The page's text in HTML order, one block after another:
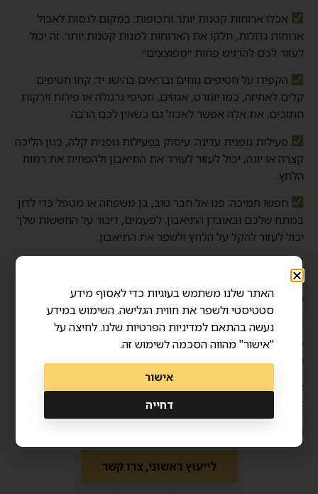
אכלו ארוחות קטנות יותר ותכופות: במקום לנסות לאכול
ארוחות גדולות, חלקו את הארוחות למנות קטנות יותר. זה יכול
לעזור לכם להרגיש פחות ״מפוצצים״.
הקפידו על חטיפים נוחים ובריאים בהישג יד: קחו חטיפים
קלים לאחיזה, כמו יוגורט, אגוזים, חטיפי גרנולה או פירות וירקות
חתוכים. את אלה אפשר לאכול גם כשאין לכם הרבה
פעילות גופנית עדינה: עיסוק בפעילות גופנית קלה, כגון הליכה
קצרה או יוגה, יכול לעזור לעורר את התיאבון ולהפחית את רמות
הלחץ.
חפשו תמיכה: פנו אל חבר טוב, בן משפחה או מטפל כדי לדון
במתח שלכם ובאובדן התיאבון. לפעמים, דיבור על החששות שלך
יכול לעזור להקל על הלחץ ולשפר את התיאבון.
למצוא את מה שמושך אתכם. לפעמים, מציאת מזונות חדשים
ומעניינים יכולים לעזור לעורר את התיאבון.
ארוחות נוזליות או תוספי תזונה: אם אכילת מזון מוצק היא
מאתגרת, תוכלו לנסות שייקים להחלפת ארוחה המספקים
חומרים מזינים חיוניים.
אם אובדן התיאבון שלכם נמשך או מחמיר, חובה להיתייעץ עם
דיאטן קליני.
תייגו או שתפו למישהו שנמצא במצב הזה
לייעוץ ראשוני, צרו קשר
האתר שלנו משתמש בעוגיות כדי לאסוף מידע
סטטיסטי ולשפר את חווית הגלישה. השימוש במידע
נעשה בהתאם למדיניות הפרטיות שלנו. לחיצה על
"אישור" מהווה הסכמה לשימוש זה.
אישור
דחייה